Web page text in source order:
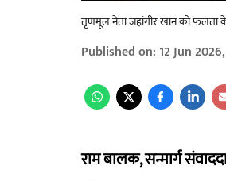
तृणमूल नेता जहांगीर खान को फलता के
Published on: 12 Jun
राम बालक, सन्मार्ग